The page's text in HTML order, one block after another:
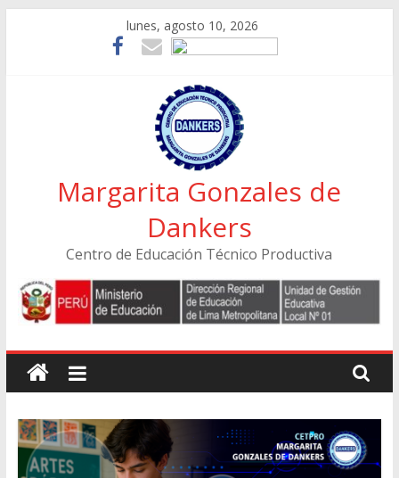
lunes, agosto 10, 2026
Margarita Gonzales de
Dankers
Centro de Educación Técnico Productiva